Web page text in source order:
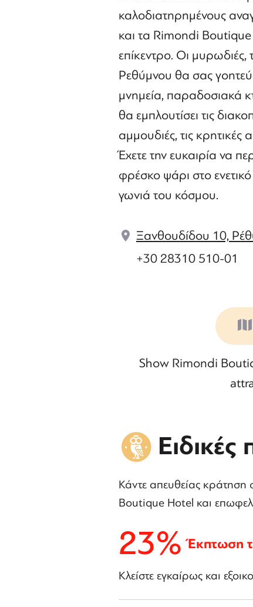
καλοδιατηρημένους
και τα Rimondi Boutique
επίκεντρο. Οι
Ρεθύμνου θα σας
μνημεία, παραδοσιακά
θα εμπλουτίσει τις
αμμουδιές, τις
Έχετε την ευκαιρία να
φρέσκο ψάρι στο
γωνιά του κόσμου.
Ξανθουδίδου 10,
+30 28310 510-01
Show Rimondi
Κάντε απευθείας κράτηση
Boutique Hotel και
23% Έκπτωση
Κλείστε εγκαίρως και